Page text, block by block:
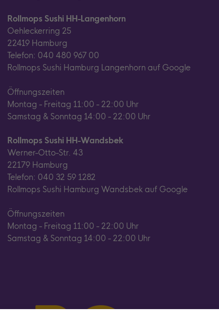
Rollmops Sushi HH-Langenhorn
Oehleckerring 25
22419 Hamburg
Telefon: 040 480 967 00
Rollmops Sushi Hamburg Langenhorn auf Google
Öffnungszeiten
Montag - Freitag 11:00 - 22:00 Uhr
Samstag & Sonntag 14:00 - 22:00 Uhr
Rollmops Sushi HH-Wandsbek
Werner-Otto-Str. 43
22179 Hamburg
Telefon: 040 32 59 1282
Rollmops Sushi Hamburg Wandsbek auf Google
Öffnungszeiten
Montag - Freitag 11:00 - 22:00 Uhr
Samstag & Sonntag 14:00 - 22:00 Uhr